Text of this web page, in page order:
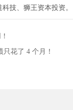
技、狮王资本投资。
花了 4 个月！